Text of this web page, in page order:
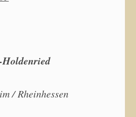
Holdenried
/ Rheinhessen